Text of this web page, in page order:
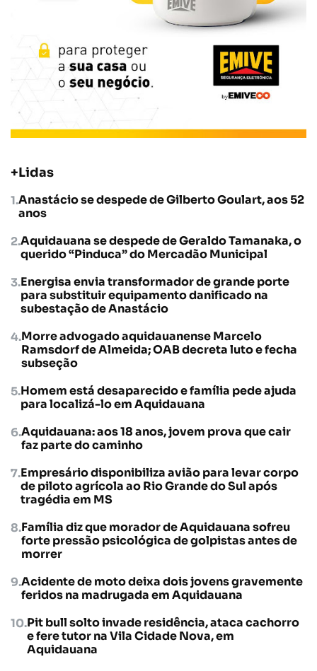
+Lidas
Anastácio se despede de Gilberto Goulart, aos 52
anos
Aquidauana se despede de Geraldo Tamanaka, o
querido “Pinduca” do Mercadão Municipal
Energisa envia transformador de grande porte
para substituir equipamento danificado na
subestação de Anastácio
Morre advogado aquidauanense Marcelo
Ramsdorf de Almeida; OAB decreta luto e fecha
subseção
Homem está desaparecido e família pede ajuda
para localizá-lo em Aquidauana
Aquidauana: aos 18 anos, jovem prova que cair
faz parte do caminho
Empresário disponibiliza avião para levar corpo
de piloto agrícola ao Rio Grande do Sul após
tragédia em MS
Família diz que morador de Aquidauana sofreu
forte pressão psicológica de golpistas antes de
morrer
Acidente de moto deixa dois jovens gravemente
feridos na madrugada em Aquidauana
Pit bull solto invade residência, ataca cachorro
e fere tutor na Vila Cidade Nova, em
Aquidauana